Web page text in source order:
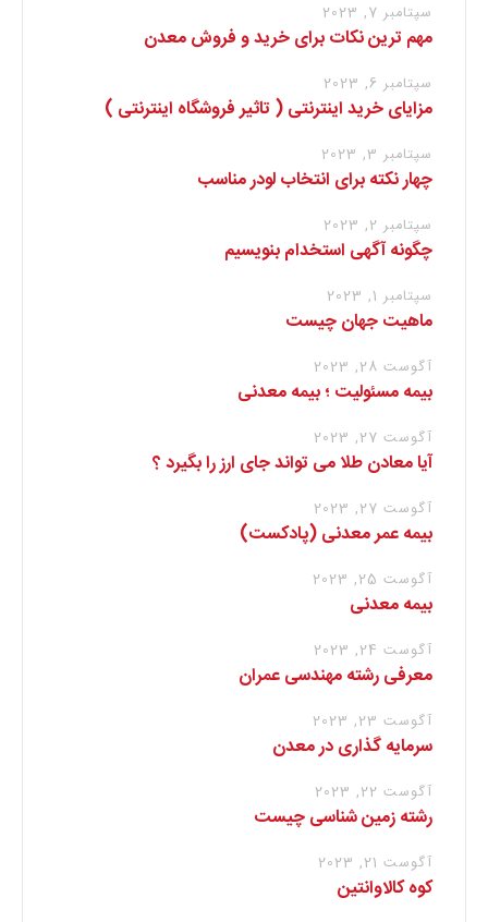
سپتامبر 7, 2023
مهم ترین نکات برای خرید و فروش معدن
سپتامبر 6, 2023
مزایای خرید اینترنتی ( تاثیر فروشگاه اینترنتی )
سپتامبر 3, 2023
چهار نکته برای انتخاب لودر مناسب
سپتامبر 2, 2023
چگونه آگهی استخدام بنویسیم
سپتامبر 1, 2023
ماهیت جهان چیست
آگوست 28, 2023
بیمه مسئولیت ؛ بیمه معدنی
آگوست 27, 2023
آیا معادن طلا می تواند جای ارز را بگیرد ؟
آگوست 27, 2023
بیمه عمر معدنی (پادکست)
آگوست 25, 2023
بیمه معدنی
آگوست 24, 2023
معرفی رشته مهندسی عمران
آگوست 23, 2023
سرمایه گذاری در معدن
آگوست 22, 2023
رشته زمین شناسی چیست
آگوست 21, 2023
کوه کالاوانتین